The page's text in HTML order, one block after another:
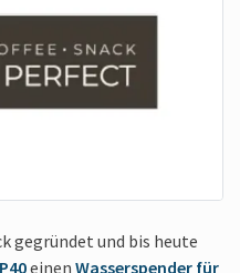
gegründet und bis heute
einen Wasserspender für